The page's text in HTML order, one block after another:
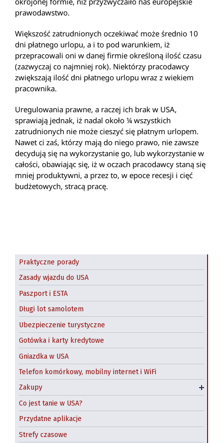
prawodawstwo.
Większość zatrudnionych oczekiwać może średnio 10
dni płatnego urlopu, a i to pod warunkiem, iż
przepracowali oni w danej firmie określoną ilość czasu
(zazwyczaj co najmniej rok). Niektórzy pracodawcy
zwiększają ilość dni płatnego urlopu wraz z wiekiem
pracownika.
Uregulowania prawne, a raczej ich brak w USA,
sprawiają jednak, iż nadal około ¼ wszystkich
zatrudnionych nie może cieszyć się płatnym urlopem.
Nawet ci zaś, którzy mają do niego prawo, nie zawsze
decydują się na wykorzystanie go, lub wykorzystanie w
całości, obawiając się, iż w oczach pracodawcy staną się
mniej produktywni, a przez to, w epoce recesji i cięć
budżetowych, stracą pracę.
Praktyczne porady
Zasady wjazdu do USA
Paszport i ESTA
Długi lot samolotem
Ubezpieczenie turystyczne
Gotówka i karty kredytowe
Gniazdka w USA
Telefon komórkowy, mobilny internet i WiFi
Zakupy
Zakupy w USA online
Paczki z USA do Polski
Co jest tanie w USA?
Przydatne aplikacje
Strefy czasowe